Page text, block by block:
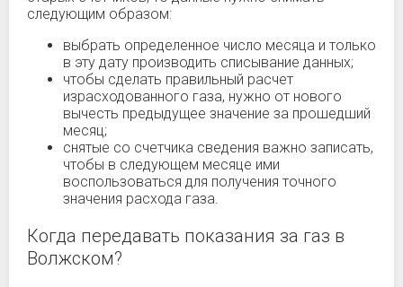
следующим образом:
выбрать определенное число месяца и только
в эту дату производить списывание данных;
чтобы сделать правильный расчет
израсходованного газа, нужно от нового
вычесть предыдущее значение за прошедший
месяц;
снятые со счетчика сведения важно записать,
чтобы в следующем месяце ими
воспользоваться для получения точного
значения расхода газа.
Когда передавать показания за газ в
Волжском?